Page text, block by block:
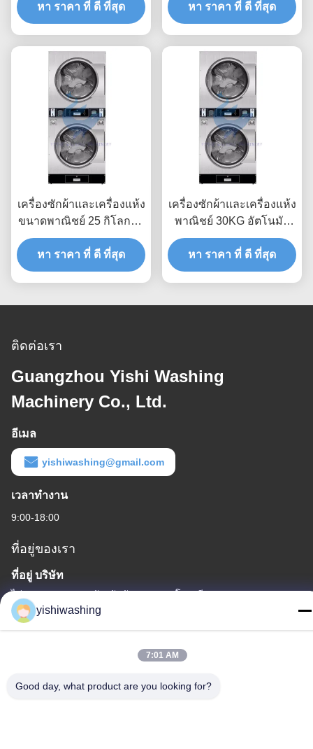
ซักแห้งพาณิชย์ 52rpm
หา ราคา ที่ ดี ที่สุด
ผ้าและเครื่องแห้ง
หา ราคา ที่ ดี ที่สุด
เครื่องซักผ้าและเครื่องแห้ง
ขนาดพาณิชย์ 25 กิโลกรัม
สําหรับธุรกิจซักผ้า
หา ราคา ที่ ดี ที่สุด
เครื่องซักผ้าและเครื่องแห้ง
พาณิชย์ 30KG อัตโนมัติ
เต็ม สําหรับธุรกิจ
หา ราคา ที่ ดี ที่สุด
ติดต่อเรา
Guangzhou Yishi Washing
Machinery Co., Ltd.
อีเมล
yishiwashing@gmail.com
เวลาทํางาน
9:00-18:00
ที่อยู่ของเรา
ที่อยู่ บริษัท
ไม่19, ถนนเลวคุน, จังหวัดนันชา, กวางโจว, จีน
ที่อยู่โรงงาน
86-15202099711
yishiwashing
7:01 AM
Good day, what product are you looking for?